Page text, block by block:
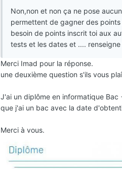
Non,non et non ça ne pose
permettent de gagner des
besoin de points inscrit toi aux
tests et les dates et ....
Merci Imad pour la réponse.
une deuxième question s'ils vous
J'ai un diplôme en informatique
que j'ai un bac avec la date
Merci à vous.